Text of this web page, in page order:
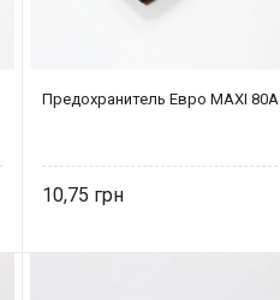
Предохранитель Eвро MAXI 80A
10,75